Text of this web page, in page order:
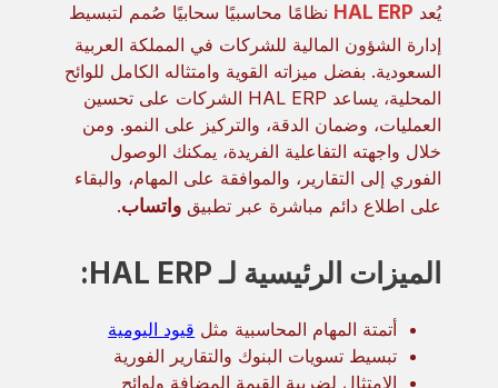
يُعد HAL ERP نظامًا محاسبيًا سحابيًا صُمم لتبسيط
إدارة الشؤون المالية للشركات في المملكة العربية
السعودية. بفضل ميزاته القوية وامتثاله الكامل للوائح
المحلية، يساعد HAL ERP الشركات على تحسين
العمليات، وضمان الدقة، والتركيز على النمو. ومن
خلال واجهته التفاعلية الفريدة، يمكنك الوصول
الفوري إلى التقارير، والموافقة على المهام، والبقاء
على اطلاع دائم مباشرة عبر تطبيق واتساب.
الميزات الرئيسية لـ HAL ERP:
أتمتة المهام المحاسبية مثل قيود اليومية
تبسيط تسويات البنوك والتقارير الفورية
الامتثال لضريبة القيمة المضافة ولوائح